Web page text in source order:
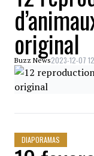
original
Buzz News2023-12-07
DIAPORAMAS